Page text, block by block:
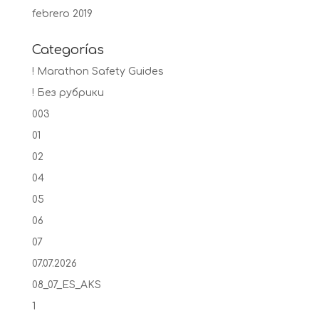
febrero 2019
Categorías
! Marathon Safety Guides
! Без рубрики
003
01
02
04
05
06
07
07.07.2026
08_07_ES_AKS
1